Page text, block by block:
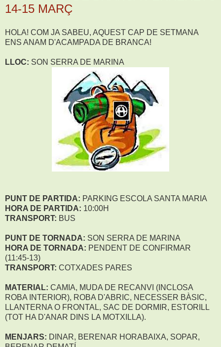
14-15 MARÇ
HOLA! COM JA SABEU, AQUEST CAP DE SETMANA
ENS ANAM D'ACAMPADA DE BRANCA!
LLOC: SON SERRA DE MARINA
PUNT DE PARTIDA: PARKING ESCOLA SANTA MARIA
HORA DE PARTIDA: 10:00H
TRANSPORT: BUS
PUNT DE TORNADA: SON SERRA DE MARINA
HORA DE TORNADA: PENDENT DE CONFIRMAR
(11:45-13)
TRANSPORT: COTXADES PARES
MATERIAL: CAMIA, MUDA DE RECANVI (INCLOSA
ROBA INTERIOR), ROBA D'ABRIC, NECESSER BÀSIC,
LLANTERNA O FRONTAL, SAC DE DORMIR, ESTORILL
(TOT HA D'ANAR DINS LA MOTXILLA).
MENJARS: DINAR, BERENAR HORABAIXA, SOPAR,